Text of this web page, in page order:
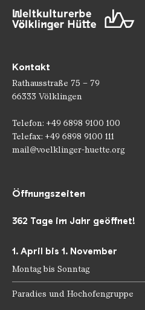
Kontakt
Rathausstraße 75 – 79
66333 Völklingen
Telefon: +49 6898 9100 100
Telefax: +49 6898 9100 111
mail@voelklinger-huette.org
Öffnungszeiten
362 Tage im Jahr geöffnet!
1. April bis 1. November
Montag bis Sonntag
Paradies und Hochofengruppe